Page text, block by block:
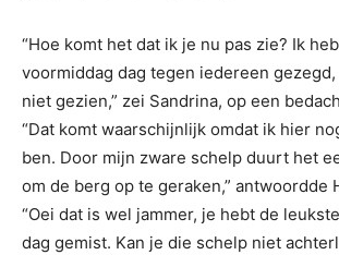
“Hoe komt het dat ik je nu pas zie? Ik
voormiddag dag tegen iedereen
niet gezien,” zei Sandrina, op een
“Dat komt waarschijnlijk omdat ik hier
ben. Door mijn zware schelp duurt het
om de berg op te geraken,” antwoordde
“Oei dat is wel jammer, je hebt de
dag gemist. Kan je die schelp niet